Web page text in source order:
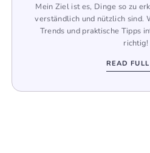
Mein Ziel ist es, Dinge so zu
verständlich und nützlich sind.
Trends und praktische Tipps
richtig!
READ